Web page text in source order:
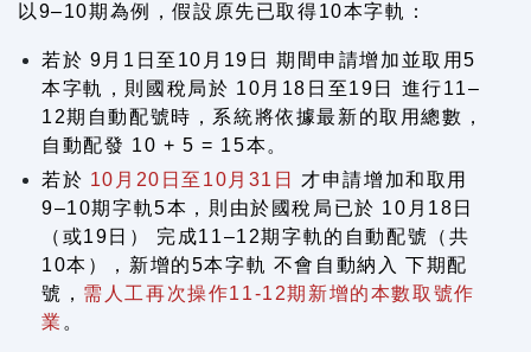
以9–10期為例，假設原先已取得10本字軌：
若於 9月1日至10月19日 期間申請增加並取用5
本字軌，則國稅局於 10月18日至19日 進行11–
12期自動配號時，系統將依據最新的取用總數，
自動配發 10 + 5 = 15本。
若於 10月20日至10月31日
才申請增加和取用
9–10期字軌5本，則由於國稅局已於 10月18日
（或19日） 完成11–12期字軌的自動配號（共
10本），新增的5本字軌 不會自動納入 下期配
號， 需人工再次操作11-12期新增的本數取號作
業 。